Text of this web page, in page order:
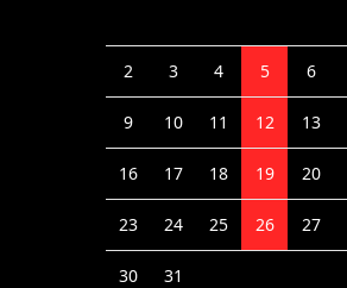
2 3 4 5 6
9 10 11 12 13
16 17 18 19 20
23 24 25 26 27
30 31